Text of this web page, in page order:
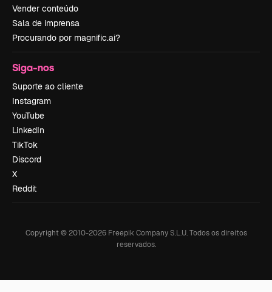
Vender conteúdo
Sala de imprensa
Procurando por magnific.ai?
Siga-nos
Suporte ao cliente
Instagram
YouTube
LinkedIn
TikTok
Discord
X
Reddit
Copyright © 2010-2026Freepik Company S.L.U. Todos os direitos
reservados.